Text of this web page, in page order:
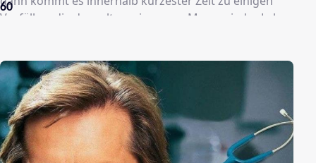
Vorfällen, die dem alten, einsamen Mann wieder Leben
spielt dabei eine wesentliche Rolle ...
60